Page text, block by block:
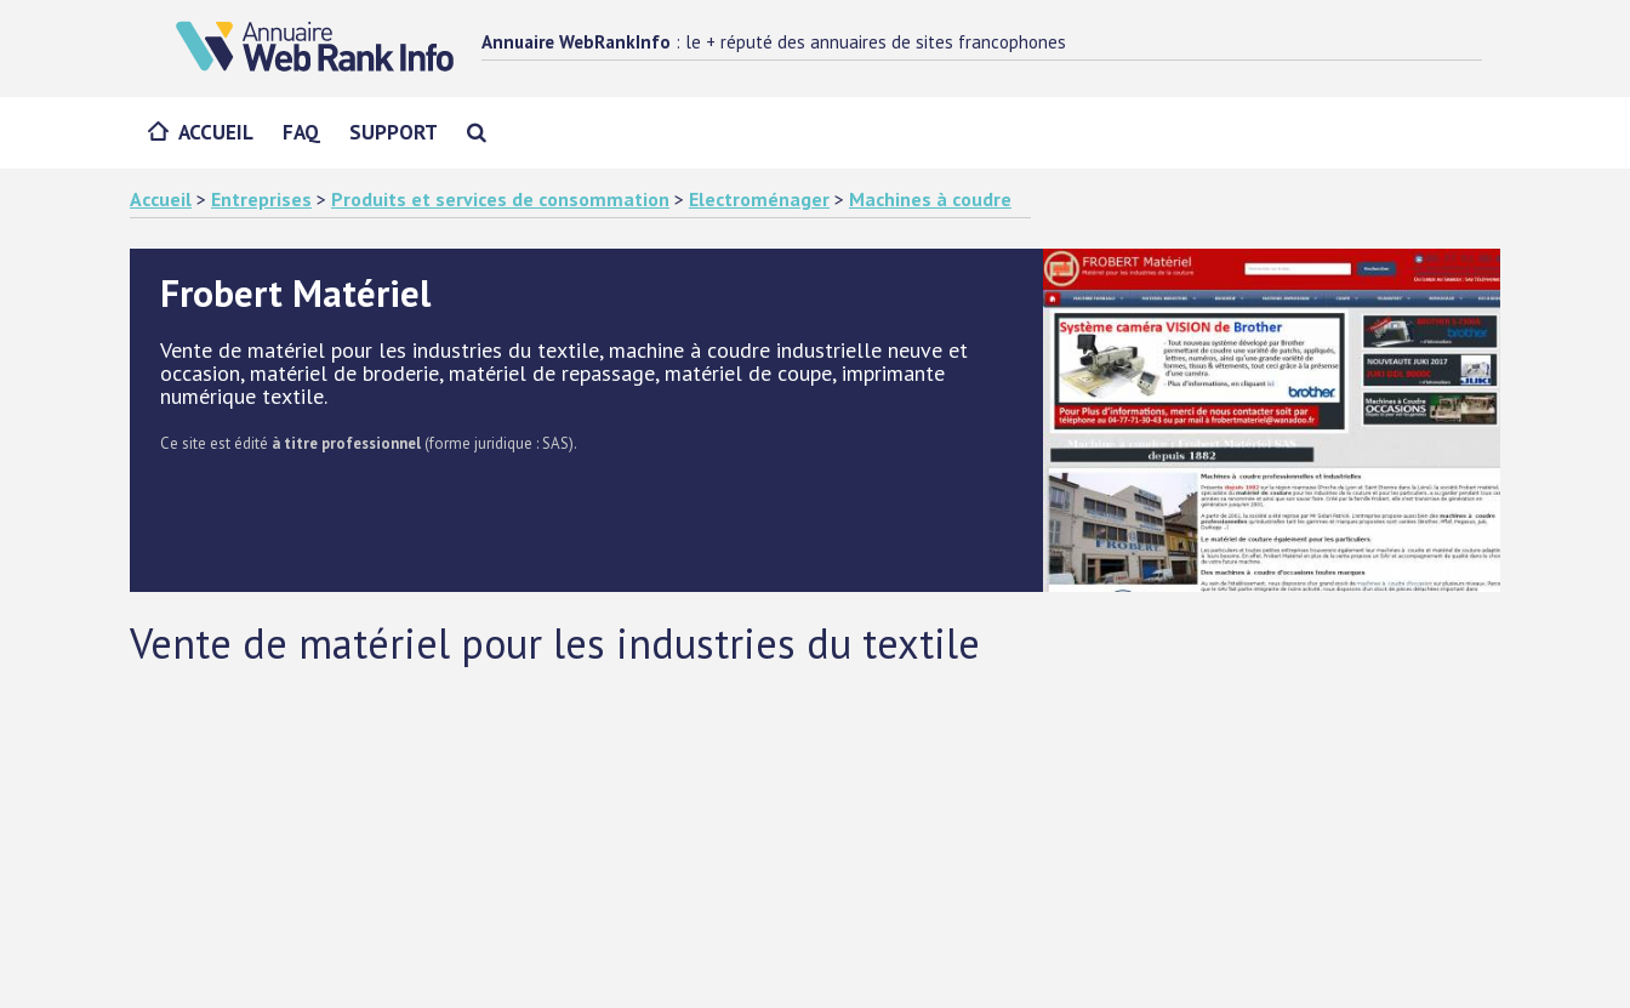
Annuaire WebRankInfo : le + réputé des annuaires de sites francophones
ACCUEIL FAQ SUPPORT
Accueil > Entreprises > Produits et services de consommation > Electroménager > Machines à coudre
Frobert Matériel
Vente de matériel pour les industries du textile, machine à coudre industrielle neuve et
occasion, matériel de broderie, matériel de repassage, matériel de coupe, imprimante
numérique textile.
Ce site est édité à titre professionnel (forme juridique : SAS).
Vente de matériel pour les industries du textile